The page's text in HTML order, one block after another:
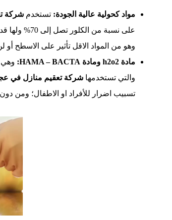
مواد كحولية عالية الجودة: تستخدم شركة
على نسبة من
وهو من المواد الاقل تأثير على الاسطح أو
مادة h2o2 ومادة HAMA – BACTA:
وهي
والتي تستخدمها شركة تعقيم منازل في
تسبيب اضرار للأفراد او الاطفال؛ ومن